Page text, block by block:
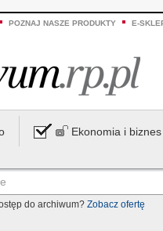
POZNAJ NASZE PRODUKTY E-
Ekonomia i biznes
do archiwum? Zobacz ofertę